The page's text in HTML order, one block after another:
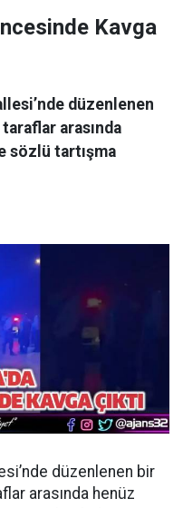
Kavga
düzenlenen
arasında
sözlü tartışma
düzenlenen bir
arasında henüz